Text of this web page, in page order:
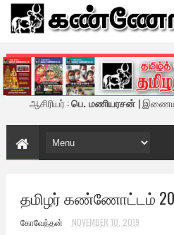
கண்ணோட்டம் -
ஆசிரியர் :பெ. மணியரசன் |
தமிழர் கண்ணோட்டம்
கோவேந்தன் NOVEMBER 10, 2019